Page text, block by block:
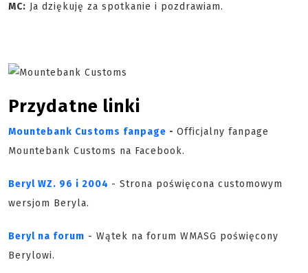
MC: Ja dziękuję za spotkanie i pozdrawiam.
Przydatne linki
Mountebank Customs fanpage - Officjalny fanpage
Mountebank Customs na Facebook.
Beryl WZ. 96 i 2004 - Strona poświęcona customowym
wersjom Beryla.
Beryl na forum - Wątek na forum WMASG poświęcony
Berylowi.